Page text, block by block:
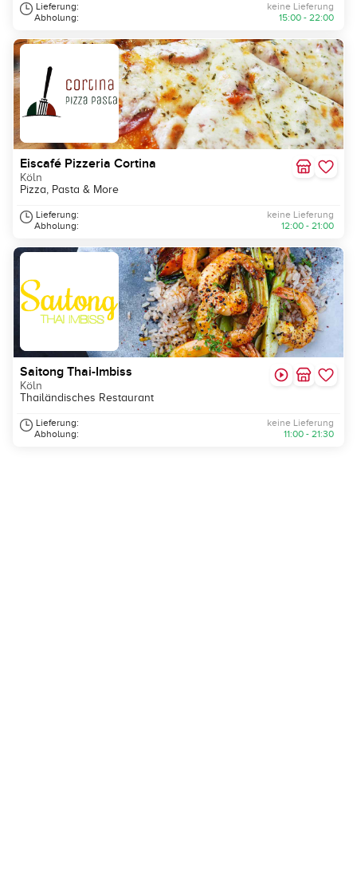
Lieferung:
Abholung:
keine Lieferung
15:00 - 22:00
Eiscafé Pizzeria Cortina
Köln
Pizza, Pasta & More
Lieferung:
Abholung:
keine Lieferung
12:00 - 21:00
Saitong Thai-Imbiss
Köln
Thailändisches Restaurant
Lieferung:
Abholung:
keine Lieferung
11:00 - 21:30